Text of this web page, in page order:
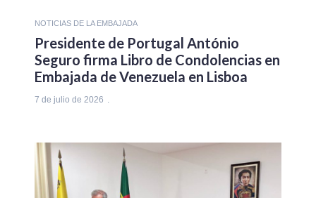
NOTICIAS DE LA EMBAJADA
Presidente de Portugal António
Seguro firma Libro de Condolencias en
Embajada de Venezuela en Lisboa
7 de julio de 2026